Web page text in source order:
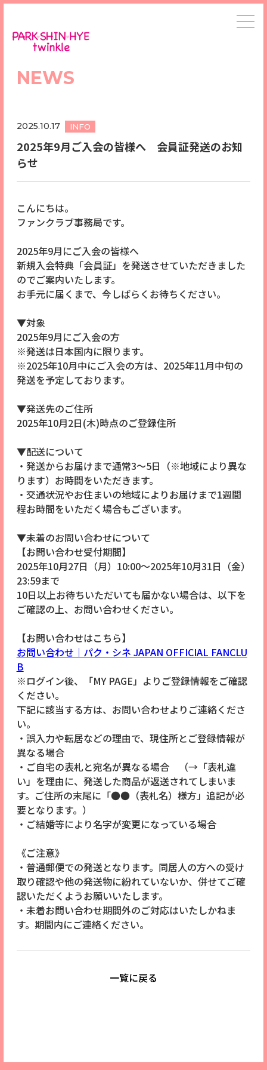
NEWS
2025.10.17 INFO
2025年9月ご入会の皆様へ 会員証発送のお知
らせ
こんにちは。
ファンクラブ事務局です。
2025年9月にご入会の皆様へ
新規入会特典「会員証」を発送させていただきました
のでご案内いたします。
お手元に届くまで、今しばらくお待ちください。
▼対象
2025年9月にご入会の方
※発送は日本国内に限ります。
※2025年10月中にご入会の方は、2025年11月中旬の
発送を予定しております。
▼発送先のご住所
2025年10月2日(木)時点のご登録住所
▼配送について
・発送からお届けまで通常3～5日（※地域により異な
ります）お時間をいただきます。
・交通状況やお住まいの地域によりお届けまで1週間
程お時間をいただく場合もございます。
▼未着のお問い合わせについて
【お問い合わせ受付期間】
2025年10月27日（月）10:00～2025年10月31日（金）
23:59まで
10日以上お待ちいただいても届かない場合は、以下を
ご確認の上、お問い合わせください。
【お問い合わせはこちら】
お問い合わせ｜パク・シネ JAPAN OFFICIAL FANCLU
B
※ログイン後、「MY PAGE」よりご登録情報をご確認
ください。
下記に該当する方は、お問い合わせよりご連絡くださ
い。
・誤入力や転居などの理由で、現住所とご登録情報が
異なる場合
・ご自宅の表札と宛名が異なる場合 （→「表札違
い」を理由に、発送した商品が返送されてしまいま
す。ご住所の末尾に「●●（表札名）様方」追記が必
要となります。）
・ご結婚等により名字が変更になっている場合
《ご注意》
・普通郵便での発送となります。同居人の方への受け
取り確認や他の発送物に紛れていないか、併せてご確
認いただくようお願いいたします。
・未着お問い合わせ期間外のご対応はいたしかねま
す。期間内にご連絡ください。
一覧に戻る